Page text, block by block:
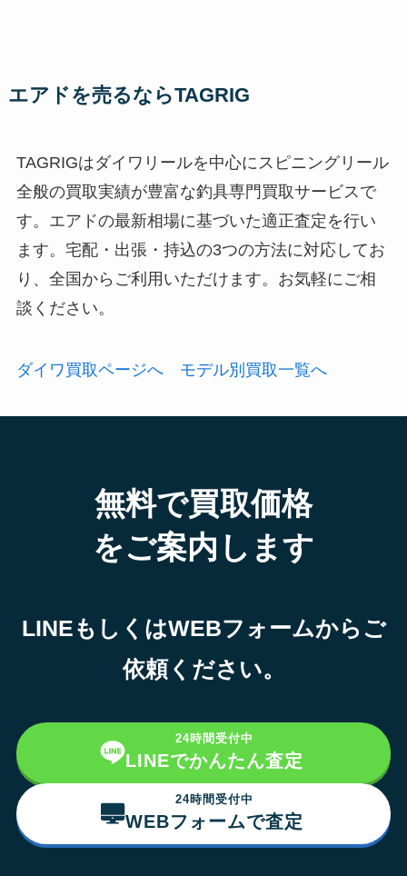
エアドを売るならTAGRIG
TAGRIGはダイワリールを中心にスピニングリール
全般の買取実績が豊富な釣具専門買取サービスで
す。エアドの最新相場に基づいた適正査定を行い
ます。宅配・出張・持込の3つの方法に対応してお
り、全国からご利用いただけます。お気軽にご相
談ください。
ダイワ買取ページへ モデル別買取一覧へ
無料で買取価格
をご案内します
LINEもしくはWEBフォームからご
依頼ください。
24時間受付中
LINEでかんたん査定
24時間受付中
WEBフォームで査定